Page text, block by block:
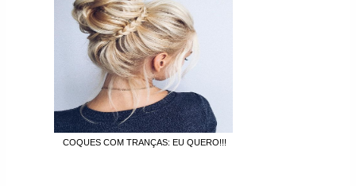
COQUES COM TRANÇAS: EU QUERO!!!